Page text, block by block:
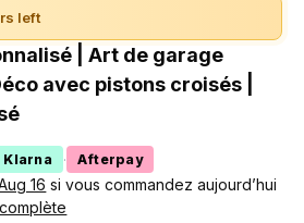
left
| Art de garage
avec pistons croisés |
Klarna · Afterpay
16 si vous commandez aujourd’hui